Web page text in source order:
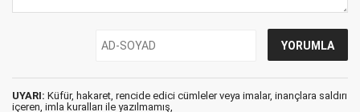
UYARI: Küfür, hakaret, rencide edici cümleler veya imalar, inançlara saldırı
içeren, imla kuralları ile yazılmamış,